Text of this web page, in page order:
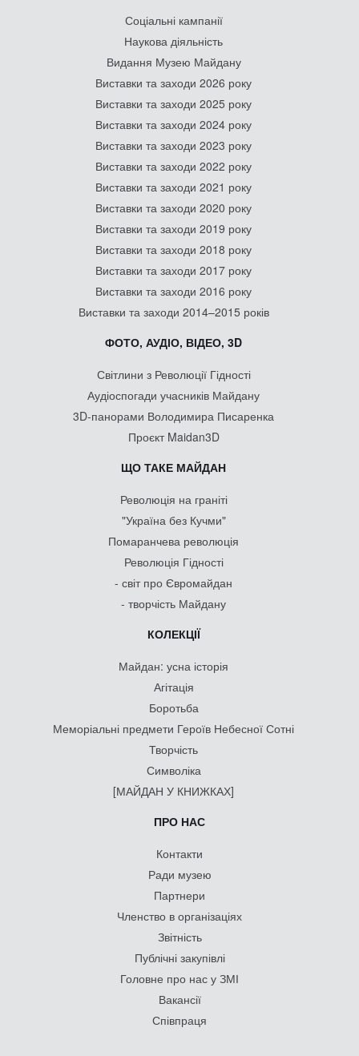
Соціальні кампанії
Наукова діяльність
Видання Музею Майдану
Виставки та заходи 2026 року
Виставки та заходи 2025 року
Виставки та заходи 2024 року
Виставки та заходи 2023 року
Виставки та заходи 2022 року
Виставки та заходи 2021 року
Виставки та заходи 2020 року
Виставки та заходи 2019 року
Виставки та заходи 2018 року
Виставки та заходи 2017 року
Виставки та заходи 2016 року
Виставки та заходи 2014–2015 років
ФОТО, АУДІО, ВІДЕО, 3D
Світлини з Революції Гідності
Аудіоспогади учасників Майдану
3D-панорами Володимира Писаренка
Проєкт Maidan3D
ЩО ТАКЕ МАЙДАН
Революція на граніті
"Україна без Кучми"
Помаранчева революція
Революція Гідності
- світ про Євромайдан
- творчість Майдану
КОЛЕКЦІЇ
Майдан: усна історія
Агітація
Боротьба
Меморіальні предмети Героїв Небесної Сотні
Творчість
Символіка
[МАЙДАН У КНИЖКАХ]
ПРО НАС
Контакти
Ради музею
Партнери
Членство в організаціях
Звітність
Публічні закупівлі
Головне про нас у ЗМІ
Вакансії
Співпраця